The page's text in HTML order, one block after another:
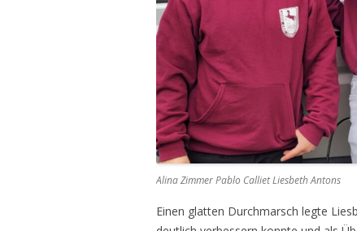
Alina Zimmer Pablo Calliet Liesbeth Antons
Einen glatten Durchmarsch legte